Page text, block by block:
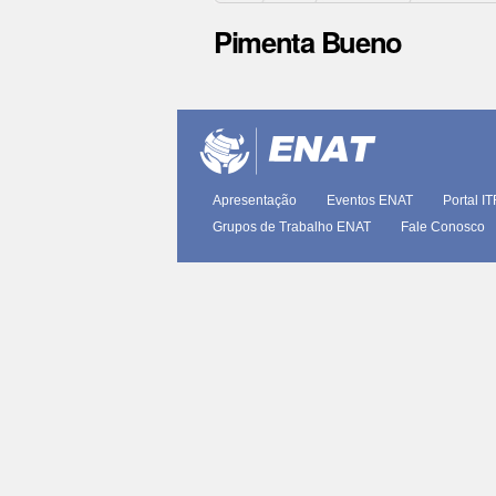
Pimenta Bueno
documento
Apresentação Eventos ENAT Portal
Grupos de Trabalho ENAT
Fale Conosco